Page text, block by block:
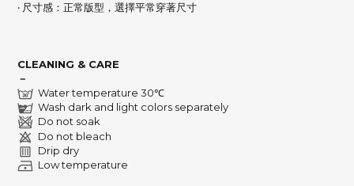
‧ 尺寸感：正常版型，選擇平常穿著尺寸
CLEANING & CARE
－
Water temperature 30℃
Wash dark and light colors separately
Do not soak
Do not bleach
Drip dry
Low temperature